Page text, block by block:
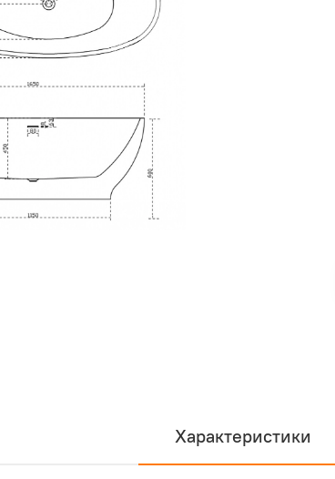
Характеристики